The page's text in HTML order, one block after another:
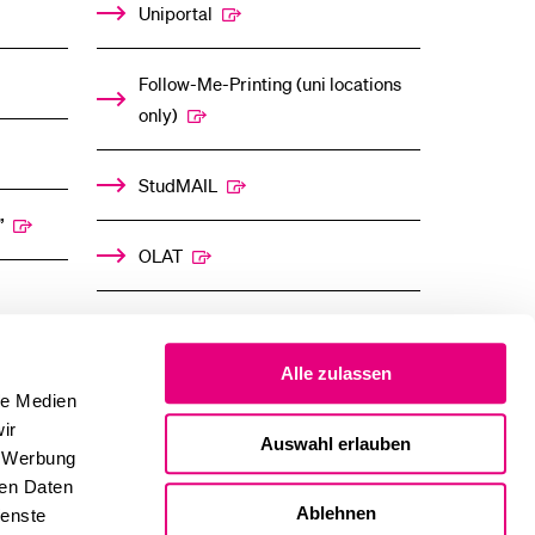
Medien
Daten
Alle zulassen
Auswahl erlauben
Ablehnen
Uniportal
Follow-Me-Printing (uni locations
only)
StudMAIL
OLAT
and Admission